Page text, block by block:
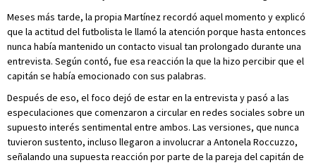
Meses más tarde, la propia Martínez recordó aquel momento y explicó
que la actitud del futbolista le llamó la atención porque hasta entonces
nunca había mantenido un contacto visual tan prolongado durante una
entrevista. Según contó, fue esa reacción la que la hizo percibir que el
capitán se había emocionado con sus palabras.
Después de eso, el foco dejó de estar en la entrevista y pasó a las
especulaciones que comenzaron a circular en redes sociales sobre un
supuesto interés sentimental entre ambos. Las versiones, que nunca
tuvieron sustento, incluso llegaron a involucrar a Antonela Roccuzzo,
señalando una supuesta reacción por parte de la pareja del capitán de